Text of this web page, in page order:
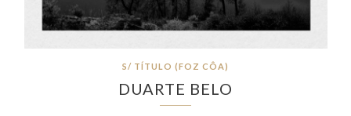
S/ TÍTULO (FOZ CÔA)
DUARTE BELO